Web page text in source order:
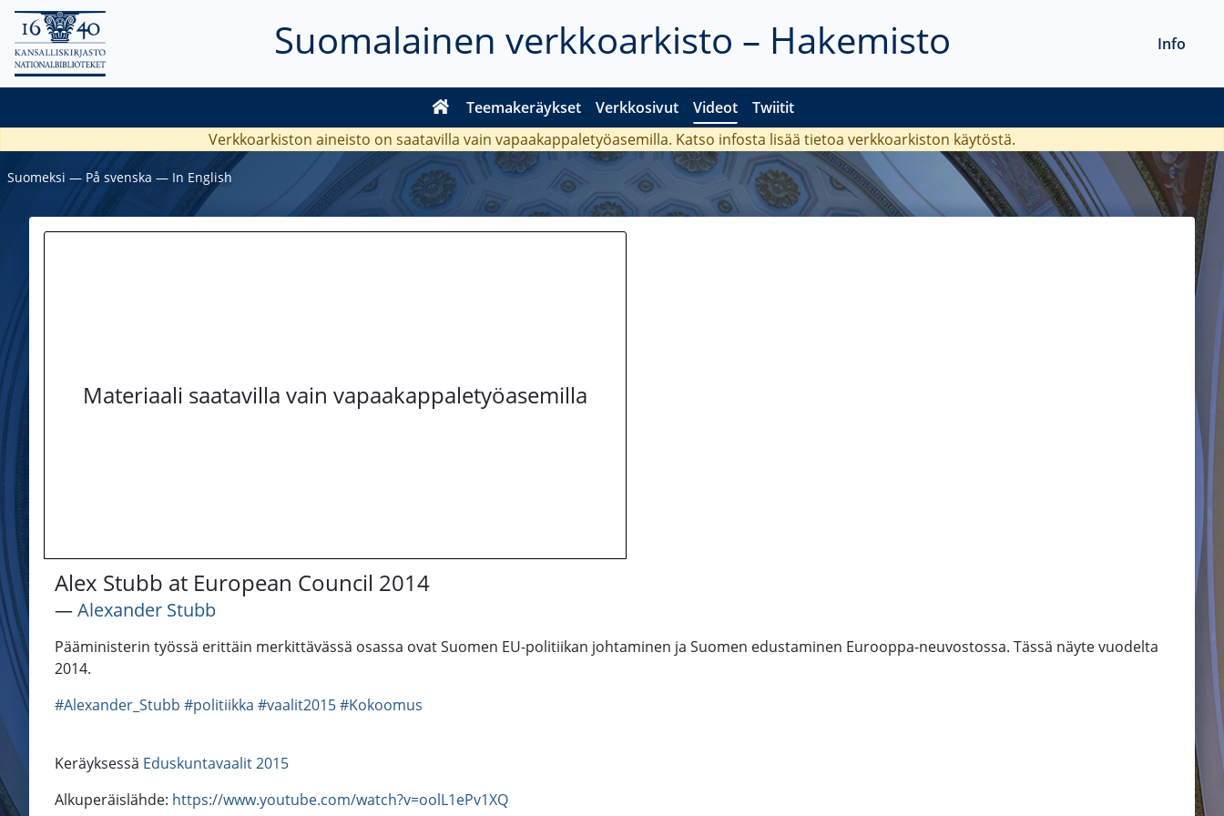
Suomalainen verkkoarkisto – Hakemisto
Teemakeräykset Verkkosivut Videot Twiitit
Info
Verkkoarkiston aineisto on saatavilla vain vapaakappaletyöasemilla. Katso infosta lisää tietoa verkkoarkiston käytöstä.
Suomeksi ― På svenska ― In English
Materiaali saatavilla vain vapaakappaletyöasemilla
Alex Stubb at European Council 2014
―Alexander Stubb
Pääministerin työssä erittäin merkittävässä osassa ovat Suomen EU-politiikan johtaminen ja Suomen edustaminen Eurooppa-neuvostossa. Tässä näyte vuodelta
2014.
#Alexander_Stubb #politiikka #vaalit2015#Kokoomus
Keräyksessä Eduskuntavaalit 2015
Alkuperäislähde: https://www.youtube.com/watch?v=oolL1ePv1XQ